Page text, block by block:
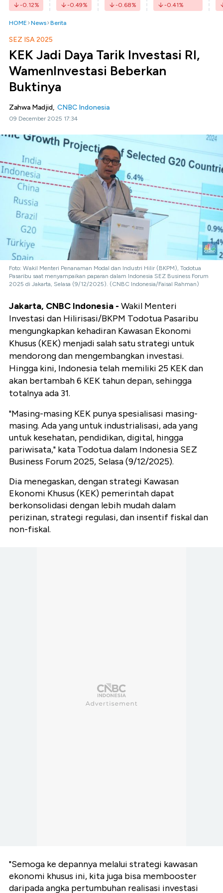
-0.12% -0.49% -0.68% -0.41%
HOME News Berita
SEZ ISA 2025
KEK Jadi Daya Tarik Investasi RI,
WamenInvestasi Beberkan
Buktinya
Zahwa Madjid, CNBC Indonesia
09 December 2025 17:34
Foto: Wakil Menteri Penanaman Modal dan Industri Hilir (BKPM), Todotua
Pasaribu saat menyampaikan paparan dalam Indonesia SEZ Business Forum
2025 di Jakarta, Selasa (9/12/2025). (CNBC Indonesia/Faisal Rahman)
Jakarta, CNBC Indonesia - Wakil Menteri
Investasi dan Hilirisasi/BKPM Todotua Pasaribu
mengungkapkan kehadiran Kawasan Ekonomi
Khusus (KEK) menjadi salah satu strategi untuk
mendorong dan mengembangkan investasi.
Hingga kini, Indonesia telah memiliki 25 KEK dan
akan bertambah 6 KEK tahun depan, sehingga
totalnya ada 31.
"Masing-masing KEK punya spesialisasi masing-
masing. Ada yang untuk industrialisasi, ada yang
untuk kesehatan, pendidikan, digital, hingga
pariwisata," kata Todotua dalam Indonesia SEZ
Business Forum 2025, Selasa (9/12/2025).
Dia menegaskan, dengan strategi Kawasan
Ekonomi Khusus (KEK) pemerintah dapat
berkonsolidasi dengan lebih mudah dalam
perizinan, strategi regulasi, dan insentif fiskal dan
non-fiskal.
"Semoga ke depannya melalui strategi kawasan
ekonomi khusus ini, kita juga bisa membooster
daripada angka pertumbuhan realisasi investasi